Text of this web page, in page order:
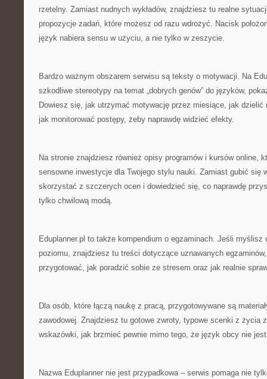
rzetelny. Zamiast nudnych wykładów, znajdziesz tu realne
propozycje zadań, które możesz od razu wdrożyć. Nacisk
język nabiera sensu w użyciu, a nie tylko w zeszycie.
Bardzo ważnym obszarem serwisu są teksty o motywacji. Na
szkodliwe stereotypy na temat „dobrych genów” do języków,
Dowiesz się, jak utrzymać motywację przez miesiące, jak dzielić
jak monitorować postępy, żeby naprawdę widzieć efekty.
Na stronie znajdziesz również opisy programów i kursów online,
sensowne inwestycje dla Twojego stylu nauki. Zamiast gubić się
skorzystać z szczerych ocen i dowiedzieć się, co naprawdę
tylko chwilową modą.
Eduplanner.pl to także kompendium o egzaminach. Jeśli myślisz
poziomu, znajdziesz tu treści dotyczące uznawanych
przygotować, jak poradzić sobie ze stresem oraz jak realnie
Dla osób, które łączą naukę z pracą, przygotowywane są
zawodowej. Znajdziesz tu gotowe zwroty, typowe scenki z życia
wskazówki, jak brzmieć pewnie mimo tego, że język obcy nie
Nazwa Eduplanner nie jest przypadkowa – serwis pomaga nie